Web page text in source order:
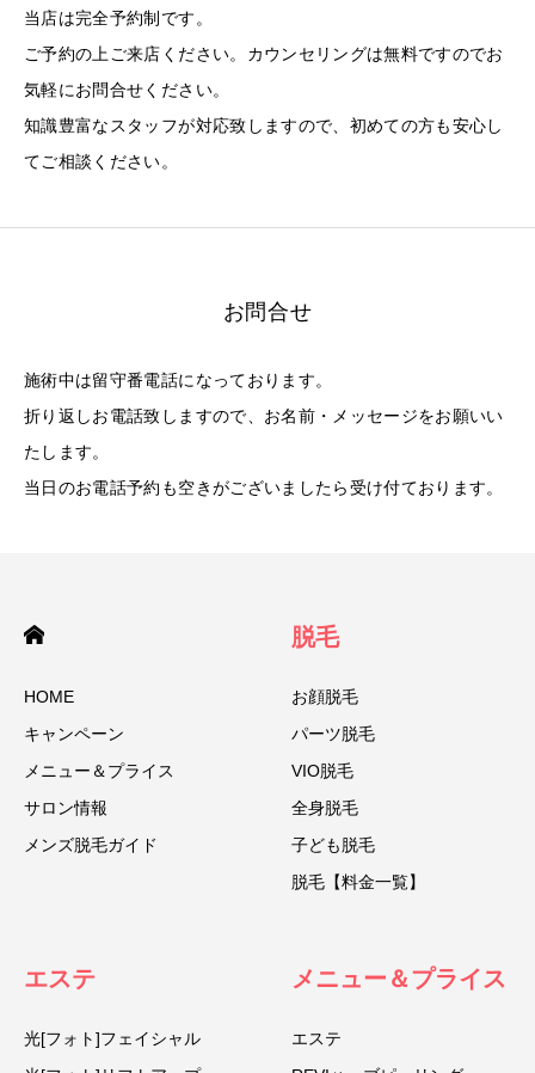
当店は完全予約制です。
ご予約の上ご来店ください。カウンセリングは無料ですのでお
気軽にお問合せください。
知識豊富なスタッフが対応致しますので、初めての方も安心し
てご相談ください。
お問合せ
施術中は留守番電話になっております。
折り返しお電話致しますので、お名前・メッセージをお願いい
たします。
当日のお電話予約も空きがございましたら受け付ております。
HOME
キャンペーン
メニュー＆プライス
サロン情報
メンズ脱毛ガイド
脱毛
お顔脱毛
パーツ脱毛
VIO脱毛
全身脱毛
子ども脱毛
脱毛【料金一覧】
エステ
光[フォト]フェイシャル
メニュー＆プライス
エステ